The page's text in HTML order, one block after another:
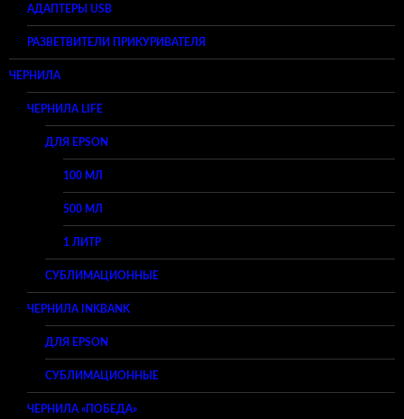
АДАПТЕРЫ USB
РАЗВЕТВИТЕЛИ ПРИКУРИВАТЕЛЯ
ЧЕРНИЛА
ЧЕРНИЛА LIFE
ДЛЯ EPSON
100 МЛ
500 МЛ
1 ЛИТР
СУБЛИМАЦИОННЫЕ
ЧЕРНИЛА INKBANK
ДЛЯ EPSON
СУБЛИМАЦИОННЫЕ
ЧЕРНИЛА «ПОБЕДА»